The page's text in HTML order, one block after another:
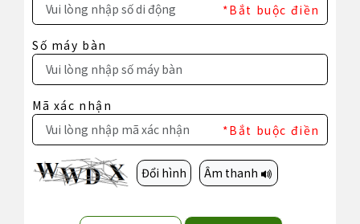
*Bắt buộc điền
Số máy bàn
Mã xác nhận
*Bắt buộc điền
Đổi hình Âm thanh